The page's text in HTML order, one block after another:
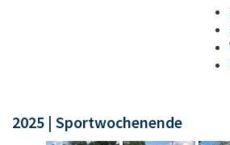
2025 | Sportwochenende